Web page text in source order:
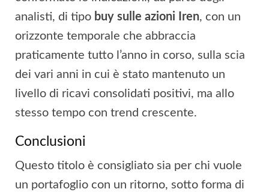
analisti, di tipo buy sulle azioni Iren, con un
orizzonte temporale che abbraccia
praticamente tutto l’anno in corso, sulla scia
dei vari anni in cui è stato mantenuto un
livello di ricavi consolidati positivi, ma allo
stesso tempo con trend crescente.
Conclusioni
Questo titolo è consigliato sia per chi vuole
un portafoglio con un ritorno, sotto forma di